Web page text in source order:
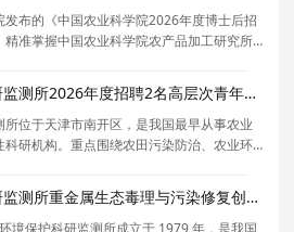
布的《中国农业科学院2026年度博士后招
准掌握中国农业科学院农产品加工研究所
业科学院农产品加工研究所的岗位信息与
获取的招聘信息完整
农业农村部环境保护科研监测所2026年度招聘2名高层次青年人才公告
位于天津市南开区，是我国最早从事农业
研机构。重点围绕农田污染防治、农业环
乡村生态环境治理四大学科领域的基础
重大科技问题开展研究工
农业农村部环境保护科研监测所重金属生态毒理与污染修复创新团队2026年招收博士后公告
境保护科研监测所成立于 1979 年，是我国